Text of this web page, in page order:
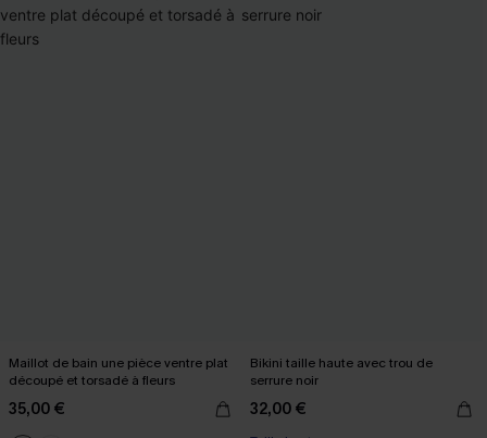
Maillot de bain une pièce ventre plat
découpé et torsadé à fleurs
35,00 €
Bikini taille haute avec trou de
serrure noir
32,00 €